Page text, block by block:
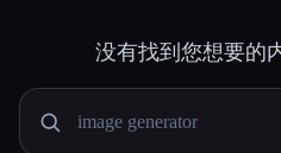
没有找到您想要的